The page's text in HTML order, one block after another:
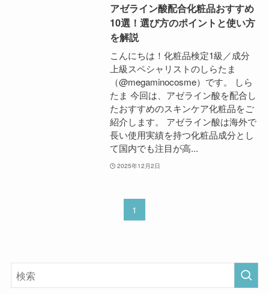
アゼライン酸配合化粧品おすすめ
10選！選び方のポイントと使い方
を解説
こんにちは！化粧品検定1級／成分
上級スペシャリストのしらたま
（@megaminocosme）です。 しら
たま 今回は、アゼライン酸を配合し
たおすすめのスキンケア化粧品をご
紹介します。 アゼライン酸は海外で
長い使用実績を持つ化粧品成分とし
て国内でも注目が高...
2025年12月2日
1